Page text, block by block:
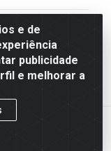
e de
publicidade
e melhorar a
Comercio e
39 e, 41 - Setor
72.135-100 -